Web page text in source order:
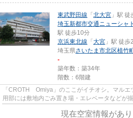
東武野田線 「 北大宮 」駅 徒
埼玉新都市交通ニューシャ
駅 徒歩10分
京浜東北線 「 大宮 」駅 徒歩
埼玉県さいたま市北区植竹
-
築年数：築34年
階数：6階建
「CROTH Omiya」のここがイチオシ。マル
用部には敷地内ごみ置き場・エレベータなどが
現在空室情報があり